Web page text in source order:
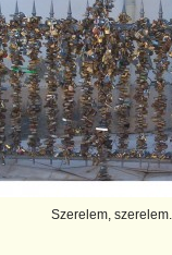
Szerelem,